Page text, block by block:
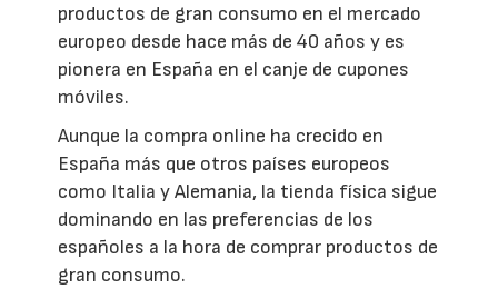
productos de gran consumo en el mercado
europeo desde hace más de 40 años y es
pionera en España en el canje de cupones
móviles.
Aunque la compra online ha crecido en
España más que otros países europeos
como Italia y Alemania, la tienda física sigue
dominando en las preferencias de los
españoles a la hora de comprar productos de
gran consumo.